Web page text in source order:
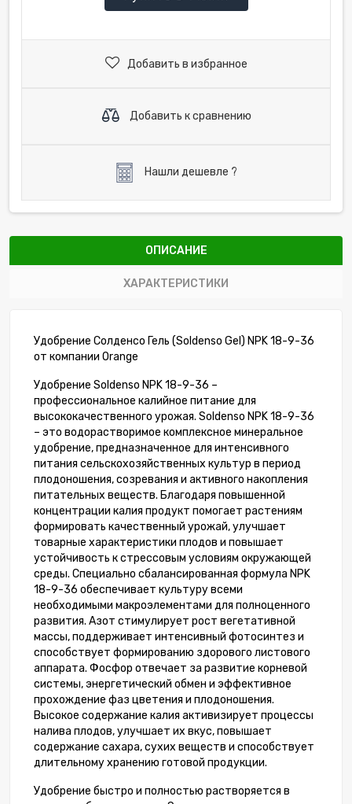
Добавить в избранное
Добавить к сравнению
Нашли дешевле ?
ОПИСАНИЕ
ХАРАКТЕРИСТИКИ
Удобрение Солденсо Гель (Soldenso Gel) NPK 18-9-36
от компании Orange
Удобрение Soldenso NPK 18-9-36 –
профессиональное калийное питание для
высококачественного урожая. Soldenso NPK 18-9-36
– это водорастворимое комплексное минеральное
удобрение, предназначенное для интенсивного
питания сельскохозяйственных культур в период
плодоношения, созревания и активного накопления
питательных веществ. Благодаря повышенной
концентрации калия продукт помогает растениям
формировать качественный урожай, улучшает
товарные характеристики плодов и повышает
устойчивость к стрессовым условиям окружающей
среды. Специально сбалансированная формула NPK
18-9-36 обеспечивает культуру всеми
необходимыми макроэлементами для полноценного
развития. Азот стимулирует рост вегетативной
массы, поддерживает интенсивный фотосинтез и
способствует формированию здорового листового
аппарата. Фосфор отвечает за развитие корневой
системы, энергетический обмен и эффективное
прохождение фаз цветения и плодоношения.
Высокое содержание калия активизирует процессы
налива плодов, улучшает их вкус, повышает
содержание сахара, сухих веществ и способствует
длительному хранению готовой продукции.
Удобрение быстро и полностью растворяется в